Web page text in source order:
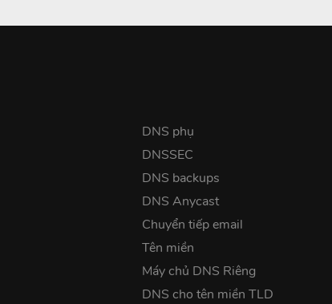
DNS phụ
DNSSEC
DNS backups
DNS Anycast
Chuyển tiếp email
Tên miền
Máy chủ DNS Riêng
DNS cho tên miền TLD